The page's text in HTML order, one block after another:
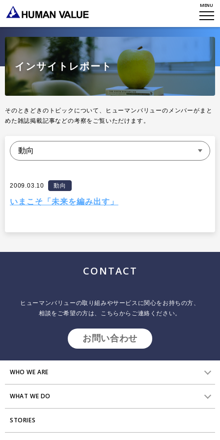
MENU
TOP
WHO WE ARE
会社概要
研究員紹介
アクセスマップ
会社からのお知らせ
プライバシーポリシー
WHAT WE DO
エンゲージメント
タレント開発
PMI
プラクティショナー養成
リサーチ
STORIES
お知らせ
イベント・セミナー
CONTACT
インサイトレポート
そのときどきのトピックについて、ヒューマンバリューのメンバーがまと
めた雑誌掲載記事などの考察をご覧いただけます。
2009.03.10 動向
いまこそ「未来を編み出す」
CONTACT
ヒューマンバリューの取り組みやサービスに関心をお持ちの方、
相談をご希望の方は、こちらからご連絡ください。
お問い合わせ
WHO WE ARE
HVからのメッセージ
研究員紹介
WHAT WE DO
組織変革
STORIES